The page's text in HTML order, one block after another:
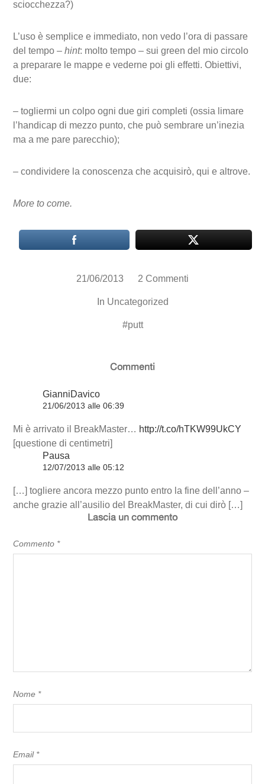
sciocchezza?)
L’uso è semplice e immediato, non vedo l’ora di passare
del tempo –hint: molto tempo – sui green del mio circolo
a preparare le mappe e vederne poi gli effetti. Obiettivi,
due:
– togliermi un colpo ogni due giri completi (ossia limare
l’handicap di mezzo punto, che può sembrare un’inezia
ma a me pare parecchio);
– condividere la conoscenza che acquisirò, qui e altrove.
More to come.
21/06/2013 2 Commenti
In Uncategorized
#putt
Commenti
GianniDavico
21/06/2013 alle 06:39
Mi è arrivato il BreakMaster… http://t.co/hTKW99UkCY
[questione di centimetri]
Pausa
12/07/2013 alle 05:12
[…] togliere ancora mezzo punto entro la fine dell’anno –
anche grazie all’ausilio del BreakMaster, di cui dirò […]
Lascia un commento
Commento *
Nome *
Email *